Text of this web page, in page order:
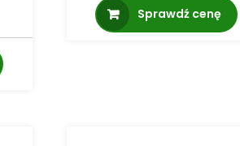
Sprawdź cenę